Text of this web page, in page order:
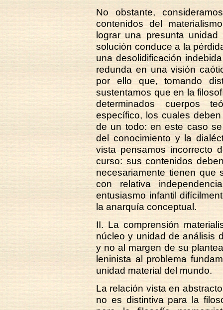
No obstante,
contenidos del
lograr una presunta
solución conduce a la
una desolidificación
redunda en una visión
por ello que, tomando
sustentamos que en la
determinados cuerpos
específico, los cuales
de un todo: en este caso
del conocimiento y la
vista pensamos incorrecto
curso: sus contenidos
necesariamente tienen que
con relativa
entusiasmo infantil
la anarquía conceptual.
II. La comprensión
núcleo y unidad de análisis
y no al margen de su
leninista al problema
unidad material del mundo.
La relación vista en
no es distintiva para la